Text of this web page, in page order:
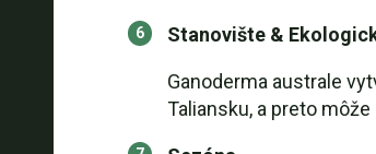
Stanovište &
Ganoderma australe
Taliansku, a preto